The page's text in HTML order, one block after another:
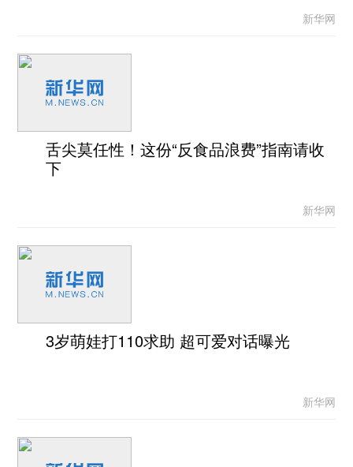
新华网
舌尖莫任性！这份“反食品浪费”指南请收
下
新华网
3岁萌娃打110求助 超可爱对话曝光
新华网